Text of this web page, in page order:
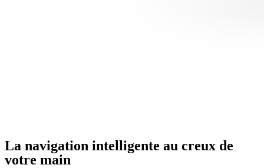
La navigation intelligente au creux de
votre main​